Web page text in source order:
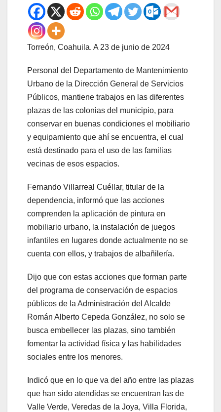
Torreón, Coahuila. A 23 de junio de 2024
Personal del Departamento de Mantenimiento
Urbano de la Dirección General de Servicios
Públicos, mantiene trabajos en las diferentes
plazas de las colonias del municipio, para
conservar en buenas condiciones el mobiliario
y equipamiento que ahí se encuentra, el cual
está destinado para el uso de las familias
vecinas de esos espacios.
Fernando Villarreal Cuéllar, titular de la
dependencia, informó que las acciones
comprenden la aplicación de pintura en
mobiliario urbano, la instalación de juegos
infantiles en lugares donde actualmente no se
cuenta con ellos, y trabajos de albañilería.
Dijo que con estas acciones que forman parte
del programa de conservación de espacios
públicos de la Administración del Alcalde
Román Alberto Cepeda González, no solo se
busca embellecer las plazas, sino también
fomentar la actividad física y las habilidades
sociales entre los menores.
Indicó que en lo que va del año entre las plazas
que han sido atendidas se encuentran las de
Valle Verde, Veredas de la Joya, Villa Florida,